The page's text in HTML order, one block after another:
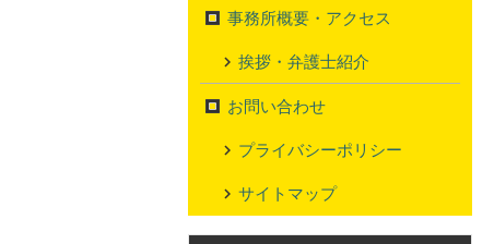
事務所概要・アクセス
挨拶・弁護士紹介
お問い合わせ
プライバシーポリシー
サイトマップ